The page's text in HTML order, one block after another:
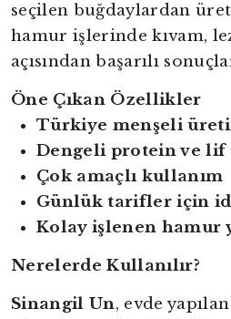
seçilen buğdaylardan
hamur işlerinde kıvam,
açısından başarılı
Öne Çıkan Özellikler
Türkiye menşeli
Dengeli protein ve lif
Çok amaçlı kullanım
Günlük tarifler için
Kolay işlenen hamur
Nerelerde Kullanılır?
Sinangil Un, evde